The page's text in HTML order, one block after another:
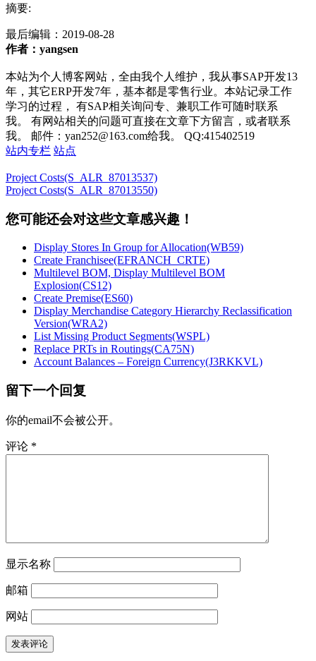
摘要:
最后编辑： 2019-08-28
作者：yangsen
本站为个人博客网站，全由我个人维护，我从事SAP开发13
年，其它ERP开发7年，基本都是零售行业。本站记录工作
学习的过程， 有SAP相关询问专、兼职工作可随时联系
我。 有网站相关的问题可直接在文章下方留言，或者联系
我。 邮件：yan252@163.com给我。 QQ:415402519
站内专栏 站点
Project Costs(S_ALR_87013537)
Project Costs(S_ALR_87013550)
您可能还会对这些文章感兴趣！
Display Stores In Group for Allocation(WB59)
Create Franchisee(EFRANCH_CRTE)
Multilevel BOM, Display Multilevel BOM
Explosion(CS12)
Create Premise(ES60)
Display Merchandise Category Hierarchy Reclassification
Version(WRA2)
List Missing Product Segments(WSPL)
Replace PRTs in Routings(CA75N)
Account Balances – Foreign Currency(J3RKKVL)
留下一个回复
你的email不会被公开。
评论 *
显示名称
邮箱
网站